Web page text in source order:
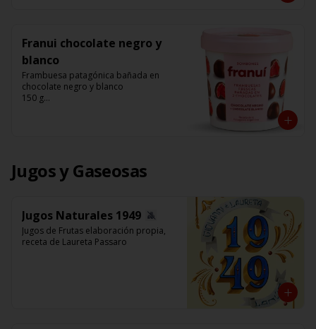
Franui chocolate negro y
blanco
Frambuesa patagónica bañada en
chocolate negro y blanco
150 g
Jugos y Gaseosas
Jugos Naturales 1949
Jugos de Frutas elaboración propia,
receta de Laureta Passaro